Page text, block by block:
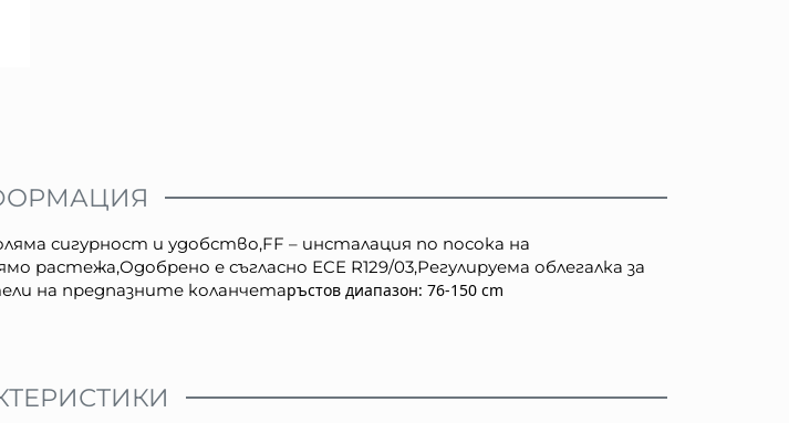
сигурност и удобство,FF – инсталация по посока на
е съгласно ECE R129/03,Регулируема облегалка за
на предпазните коланчетаръстов диапазон: 76-150 cm